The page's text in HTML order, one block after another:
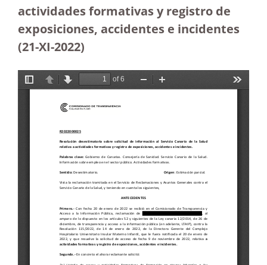
actividades formativas y registro de
exposiciones, accidentes e incidentes
(21-XI-2022)